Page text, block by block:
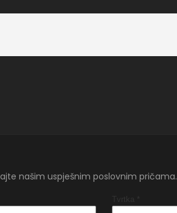
našim uspješnim poslovnim pričama.